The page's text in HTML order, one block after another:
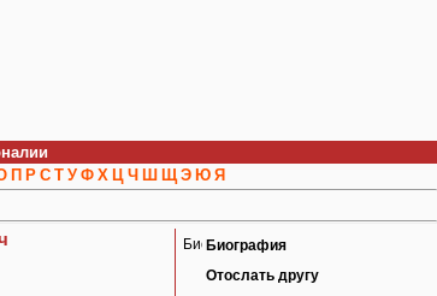
П Р С Т У Ф Х Ц Ч Ш Щ Э Ю Я
Биография
Отослать другу